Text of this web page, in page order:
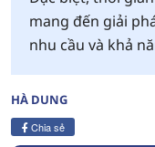
mang đến giải
nhu cầu và khả
HÀ DUNG
Chia sẻ